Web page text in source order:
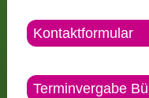
Kontaktformular
Terminvergabe